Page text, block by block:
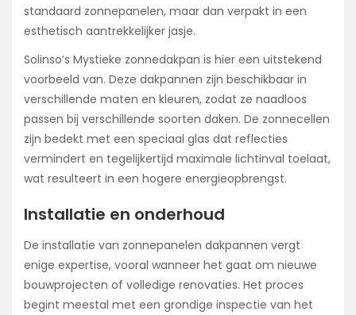
standaard zonnepanelen, maar dan verpakt in een
esthetisch aantrekkelijker jasje.
Solinso’s Mystieke zonnedakpan is hier een uitstekend
voorbeeld van. Deze dakpannen zijn beschikbaar in
verschillende maten en kleuren, zodat ze naadloos
passen bij verschillende soorten daken. De zonnecellen
zijn bedekt met een speciaal glas dat reflecties
vermindert en tegelijkertijd maximale lichtinval toelaat,
wat resulteert in een hogere energieopbrengst.
Installatie en onderhoud
De installatie van zonnepanelen dakpannen vergt
enige expertise, vooral wanneer het gaat om nieuwe
bouwprojecten of volledige renovaties. Het proces
begint meestal met een grondige inspectie van het